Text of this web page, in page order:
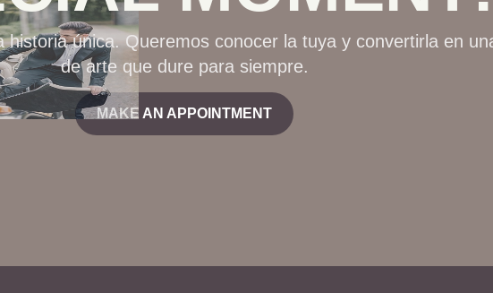
historia única. Queremos conocer la tuya y convertirla en
de arte que dure para siempre.
MAKE AN APPOINTMENT